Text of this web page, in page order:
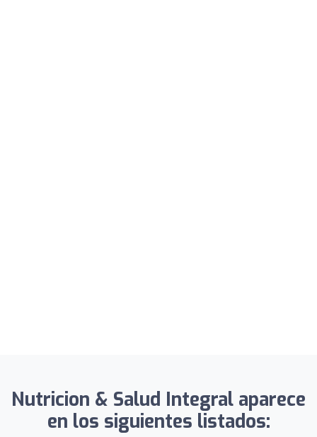
Nutricion & Salud Integral aparece
en los siguientes listados: